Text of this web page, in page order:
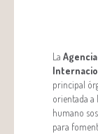
La
principal
orientada a
humano
para